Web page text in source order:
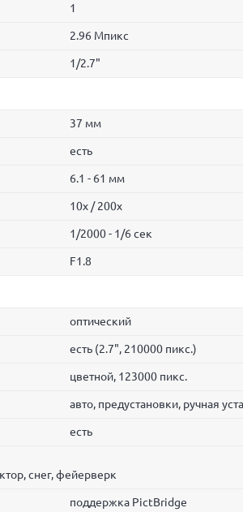
1
2.96 Мпикс
1/2.7"
37 мм
есть
6.1 - 61 мм
10x / 200x
1/2000 - 1/6 сек
F1.8
оптический
есть (2.7", 210000 пикс.)
цветной, 123000 пикс.
авто, предустановки, ручная
есть
снег, фейерверк
поддержка PictBridge